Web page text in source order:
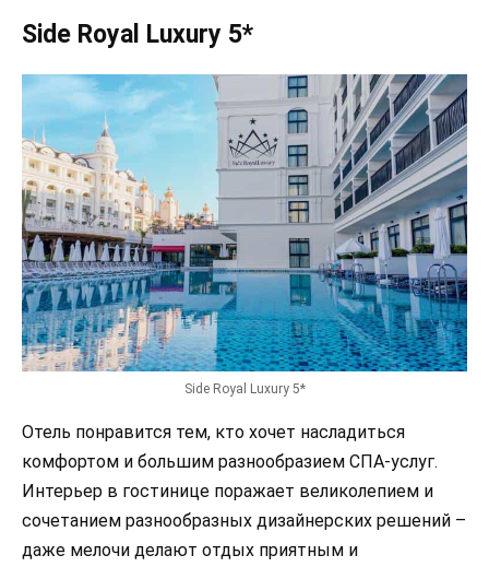
Side Royal Luxury 5*
Side Royal Luxury 5*
Отель понравится тем, кто хочет насладиться
комфортом и большим разнообразием СПА-услуг.
Интерьер в гостинице поражает великолепием и
сочетанием разнообразных дизайнерских решений –
даже мелочи делают отдых приятным и